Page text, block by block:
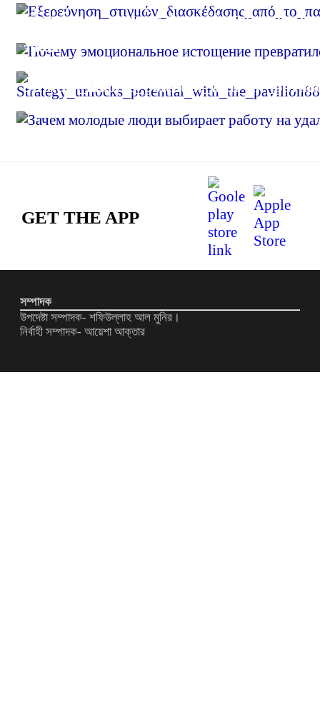
эпохи
Зачем молодые люди выбирает работу на
GET THE APP
সম্পাদক
উপদেষ্টা সম্পাদক- শফিউল্লাহ আল মুনির।
নির্বাহী সম্পাদক- আয়েশা আক্তার